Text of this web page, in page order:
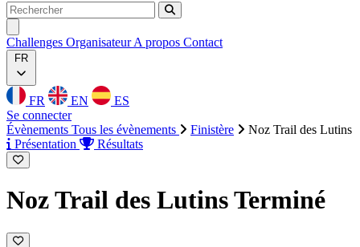
Rechercher
Rechercher
Challenges OrganisateurA propos Contact
FR
FR EN
ES
Se connecter
Évènements Tous les évènements Finistère
Noz Trail des Lutins
Présentation
Résultats
Noz Trail des LutinsTerminé